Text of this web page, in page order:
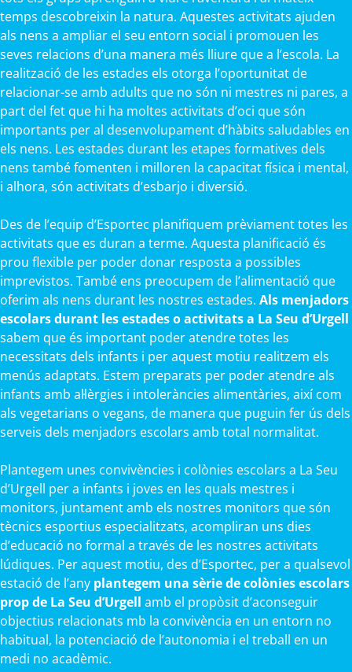
temps descobreixin la natura. Aquestes activitats ajuden
als nens a ampliar el seu entorn social i promouen les
seves relacions d’una manera més lliure que a l’escola. La
realització de les estades els otorga l’oportunitat de
relacionar-se amb adults que no són ni mestres ni pares, a
part del fet que hi ha moltes activitats d’oci que són
importants per al desenvolupament d’hàbits saludables en
els nens. Les estades durant les etapes formatives dels
nens també fomenten i milloren la capacitat física i mental,
i alhora, són activitats d’esbarjo i diversió.
Des de l’equip d’Esportec planifiquem prèviament totes les
activitats que es duran a terme. Aquesta planificació és
prou flexible per poder donar resposta a possibles
imprevistos. També ens preocupem de l’alimentació que
oferim als nens durant les nostres estades. Als menjadors
escolars durant les estades o activitats a La Seu d’Urgell
sabem que és important poder atendre totes les
necessitats dels infants i per aquest motiu realitzem els
menús adaptats. Estem preparats per poder atendre als
infants amb al·lèrgies i intoleràncies alimentàries, així com
als vegetarians o vegans, de manera que puguin fer ús dels
serveis dels menjadors escolars amb total normalitat.
Plantegem unes convivències i colònies escolars a La Seu
d’Urgell per a infants i joves en les quals mestres i
monitors, juntament amb els nostres monitors que són
tècnics esportius especialitzats, acompliran uns dies
d’educació no formal a través de les nostres activitats
lúdiques. Per aquest motiu, des d’Esportec, per a qualsevol
estació de l’any plantegem una sèrie de colònies escolars
prop de La Seu d’Urgell amb el propòsit d’aconseguir
objectius relacionats mb la convivència en un entorn no
habitual, la potenciació de l’autonomia i el treball en un
medi no acadèmic.